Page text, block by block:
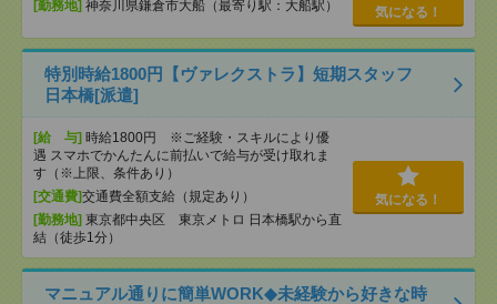
[勤務地] 神奈川県鎌倉市大船（最寄り駅：大船駅） 気になる！
特別時給1800円【ヴァレクストラ】短期スタッフ
日本橋[派遣]
[給 与] 時給1800円 ※ご経験・スキルにより優
遇 スマホでかんたんに前払いで給与が受け取れま
す（※上限、条件あり）
[交通費]交通費全額支給（規定あり）
[勤務地] 東京都中央区 東京メトロ 日本橋駅から直
結（徒歩1分）
気になる！
マニュアル通りに簡単WORK◆未経験から好きな時